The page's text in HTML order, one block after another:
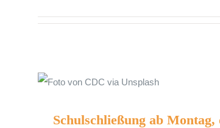
Schulschließung ab Montag,